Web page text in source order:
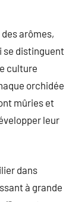
arômes,
se distinguent
culture
orchidée
mûries et
leur
dans
à grande